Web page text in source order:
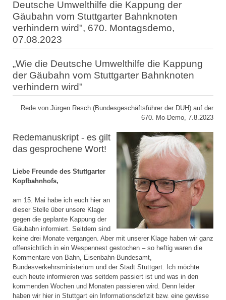
Deutsche Umwelthilfe die Kappung der
Gäubahn vom Stuttgarter Bahnknoten
verhindern wird", 670. Montagsdemo,
07.08.2023
„Wie die Deutsche Umwelthilfe die Kappung
der Gäubahn vom Stuttgarter Bahnknoten
verhindern wird"
Rede von Jürgen Resch (Bundesgeschäftsführer der DUH) auf der
670. Mo-Demo, 7.8.2023
Redemanuskript - es gilt
das gesprochene Wort!
Liebe Freunde des Stuttgarter
Kopfbahnhofs,
am 15. Mai habe ich euch hier an
dieser Stelle über unsere Klage
gegen die geplante Kappung der
Gäubahn informiert. Seitdem sind
keine drei Monate vergangen. Aber mit unserer Klage haben wir ganz
offensichtlich in ein Wespennest gestochen – so heftig waren die
Kommentare von Bahn, Eisenbahn-Bundesamt,
Bundesverkehrsministerium und der Stadt Stuttgart. Ich möchte
euch heute informieren was seitdem passiert ist und was in den
kommenden Wochen und Monaten passieren wird. Denn leider
haben wir hier in Stuttgart ein Informationsdefizit bzw. eine gewisse